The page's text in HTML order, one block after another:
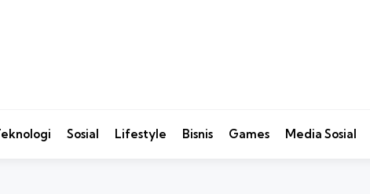
Sosial Lifestyle Bisnis Games Media Sosial